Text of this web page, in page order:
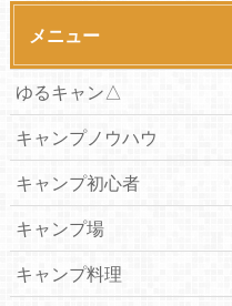
メニュー
ゆるキャン△
キャンプノウハウ
キャンプ初心者
キャンプ場
キャンプ料理